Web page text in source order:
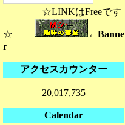
☆LINKはFreeです
☆
←Banne
r
アクセスカウンター
20,017,735
Calendar